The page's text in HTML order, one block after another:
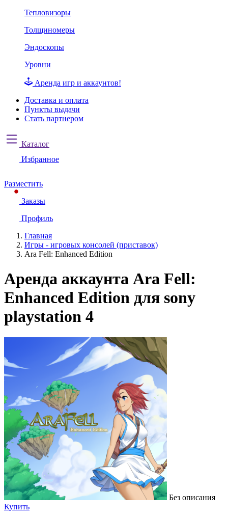
Тепловизоры
Толщиномеры
Эндоскопы
Уровни
Аренда игр и аккаунтов!
Доставка и оплата
Пункты выдачи
Стать партнером
Каталог
Избранное
Разместить
Заказы
Профиль
Главная
Игры - игровых консолей (приставок)
Ara Fell: Enhanced Edition
Аренда аккаунта Ara Fell:
Enhanced Edition для sony
playstation 4
Без описания
Купить